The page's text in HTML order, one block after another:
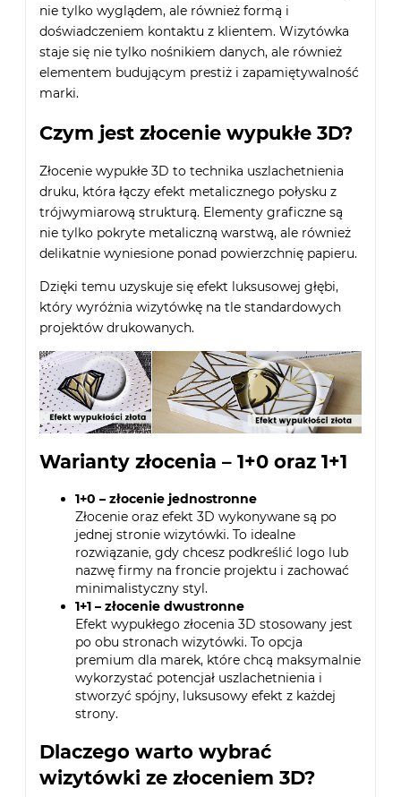
nie tylko wyglądem, ale również formą i
doświadczeniem kontaktu z klientem. Wizytówka
staje się nie tylko nośnikiem danych, ale również
elementem budującym prestiż i zapamiętywalność
marki.
Czym jest złocenie wypukłe 3D?
Złocenie wypukłe 3D to technika uszlachetnienia
druku, która łączy efekt metalicznego połysku z
trójwymiarową strukturą. Elementy graficzne są
nie tylko pokryte metaliczną warstwą, ale również
delikatnie wyniesione ponad powierzchnię papieru.
Dzięki temu uzyskuje się efekt luksusowej głębi,
który wyróżnia wizytówkę na tle standardowych
projektów drukowanych.
Warianty złocenia – 1+0 oraz 1+1
1+0 – złocenie jednostronne
Złocenie oraz efekt 3D wykonywane są po
jednej stronie wizytówki. To idealne
rozwiązanie, gdy chcesz podkreślić logo lub
nazwę firmy na froncie projektu i zachować
minimalistyczny styl.
1+1 – złocenie dwustronne
Efekt wypukłego złocenia 3D stosowany jest
po obu stronach wizytówki. To opcja
premium dla marek, które chcą maksymalnie
wykorzystać potencjał uszlachetnienia i
stworzyć spójny, luksusowy efekt z każdej
strony.
Dlaczego warto wybrać
wizytówki ze złoceniem 3D?